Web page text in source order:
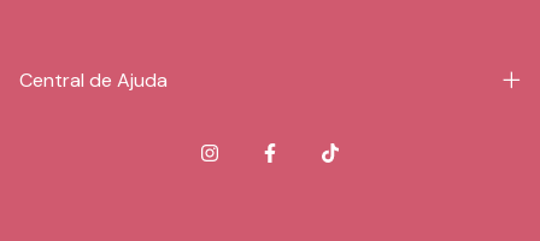
Central de Ajuda